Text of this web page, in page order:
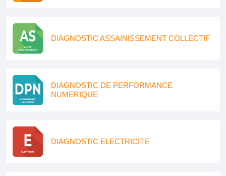
DIAGNOSTIC ASSAINISSEMENT COLLECTIF
DIAGNOSTIC DE PERFORMANCE
NUMERIQUE
DIAGNOSTIC ELECTRICITE